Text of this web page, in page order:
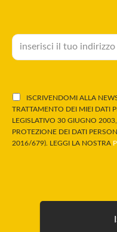
ISCRIVENDOMI ALLA
TRATTAMENTO DEI MIEI DATI
LEGISLATIVO 30 GIUGNO
PROTEZIONE DEI DATI
2016/679). LEGGI LA NOSTRA